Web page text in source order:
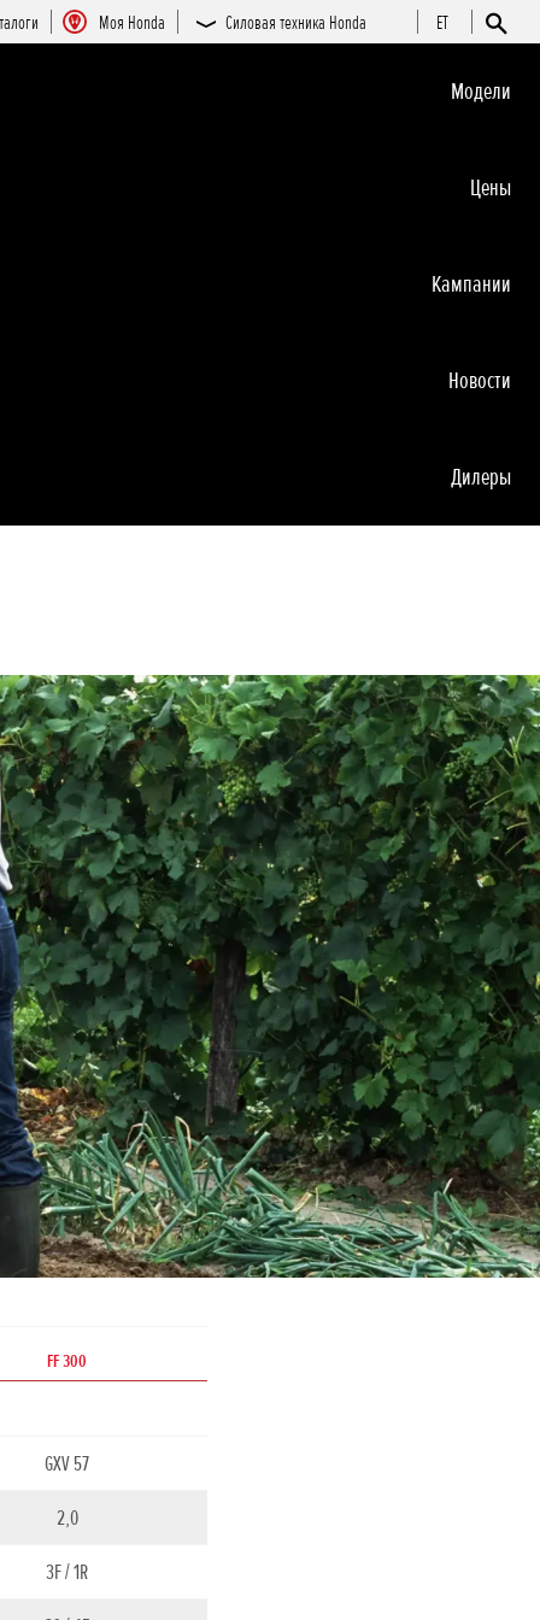
Moя Honda Силовая техника Honda ET
Moдeли
Цeны
Кампании
Новocти
Дилеры
FF 300
GXV 57
2,0
3F / 1R